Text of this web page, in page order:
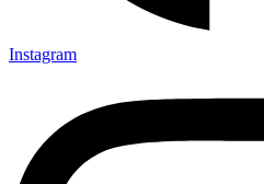
Instagram